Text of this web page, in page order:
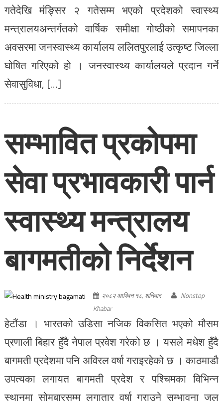
गतेदेखि मंङ्सिर २ गतेसम्म भएको प्रदेशको स्वास्थ्य
मन्त्रालयअन्तर्गतको वार्षिक समीक्षा गोष्ठीको समापनका
अवसरमा जनस्वास्थ्य कार्यालय ललितपुरलाई उत्कृष्ट जिल्ला
घोषित गरिएको हो । जनस्वास्थ्य कार्यालयले प्रदान गर्ने
सेवासुविधा, […]
सम्भावित प्रकोपमा
सेवा प्रभावकारी पार्न
स्वास्थ्य मन्त्रालय
बागमतीको निर्देशन
२०८२ आश्विन १८, शनिवार
Nonstop
Khabar
हेटौंडा । भारतको उडिसा नजिक विकसित भएको मौसम
प्रणाली बिहार हुँदै नेपाल प्रवेश गरेको छ । यसले मधेश हुँदै
बागमती प्रदेशमा पनि अविरल वर्षा गराइरहेको छ । काठमाडौ
उपत्यका लगायत बागमती प्रदेश र पश्चिमका विभिन्न
स्थानमा सोमबारसम्म लगातार वर्षा गराउने सम्भावना जल